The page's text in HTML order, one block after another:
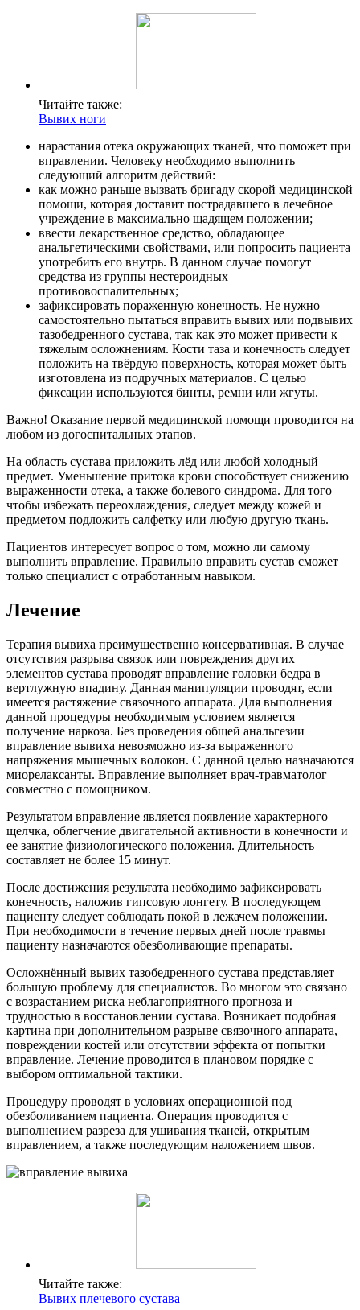
Читайте также:
Вывих ноги
нарастания отека окружающих тканей, что поможет при
вправлении. Человеку необходимо выполнить
следующий алгоритм действий:
как можно раньше вызвать бригаду скорой медицинской
помощи, которая доставит пострадавшего в лечебное
учреждение в максимально щадящем положении;
ввести лекарственное средство, обладающее
анальгетическими свойствами, или попросить пациента
употребить его внутрь. В данном случае помогут
средства из группы нестероидных
противовоспалительных;
зафиксировать пораженную конечность. Не нужно
самостоятельно пытаться вправить вывих или подвывих
тазобедренного сустава, так как это может привести к
тяжелым осложнениям. Кости таза и конечность следует
положить на твёрдую поверхность, которая может быть
изготовлена из подручных материалов. С целью
фиксации используются бинты, ремни или жгуты.
Важно! Оказание первой медицинской помощи проводится на
любом из догоспитальных этапов.
На область сустава приложить лёд или любой холодный
предмет. Уменьшение притока крови способствует снижению
выраженности отека, а также болевого синдрома. Для того
чтобы избежать переохлаждения, следует между кожей и
предметом подложить салфетку или любую другую ткань.
Пациентов интересует вопрос о том, можно ли самому
выполнить вправление. Правильно вправить сустав сможет
только специалист с отработанным навыком.
Лечение
Терапия вывиха преимущественно консервативная. В случае
отсутствия разрыва связок или повреждения других
элементов сустава проводят вправление головки бедра в
вертлужную впадину. Данная манипуляции проводят, если
имеется растяжение связочного аппарата. Для выполнения
данной процедуры необходимым условием является
получение наркоза. Без проведения общей анальгезии
вправление вывиха невозможно из-за выраженного
напряжения мышечных волокон. С данной целью назначаются
миорелаксанты. Вправление выполняет врач-травматолог
совместно с помощником.
Результатом вправление является появление характерного
щелчка, облегчение двигательной активности в конечности и
ее занятие физиологического положения. Длительность
составляет не более 15 минут.
После достижения результата необходимо зафиксировать
конечность, наложив гипсовую лонгету. В последующем
пациенту следует соблюдать покой в лежачем положении.
При необходимости в течение первых дней после травмы
пациенту назначаются обезболивающие препараты.
Осложнённый вывих тазобедренного сустава представляет
большую проблему для специалистов. Во многом это связано
с возрастанием риска неблагоприятного прогноза и
трудностью в восстановлении сустава. Возникает подобная
картина при дополнительном разрыве связочного аппарата,
повреждении костей или отсутствии эффекта от попытки
вправление. Лечение проводится в плановом порядке с
выбором оптимальной тактики.
Процедуру проводят в условиях операционной под
обезболиванием пациента. Операция проводится с
выполнением разреза для ушивания тканей, открытым
вправлением, а также последующим наложением швов.
Читайте также:
Вывих плечевого сустава